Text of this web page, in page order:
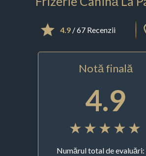
4.9/ 67 Recenzii
Notă finală
4.9
Numărul total de evaluări: